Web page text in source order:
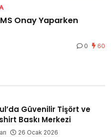
Onay Yaparken
0 60
Güvenilir Tişört ve
Baskı Merkezi
26 Ocak 2026